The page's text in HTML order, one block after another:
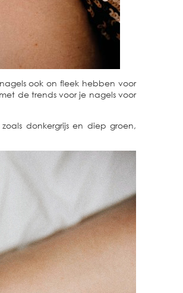
ook on fleek hebben voor
de trends voor je nagels voor
donkergrijs en diep groen,